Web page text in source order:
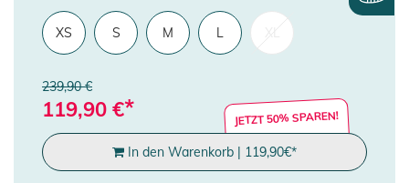
XS S M L
239,90 €
119,90 €* JETZT 50% SPAREN!
In den Warenkorb | 119,90€*